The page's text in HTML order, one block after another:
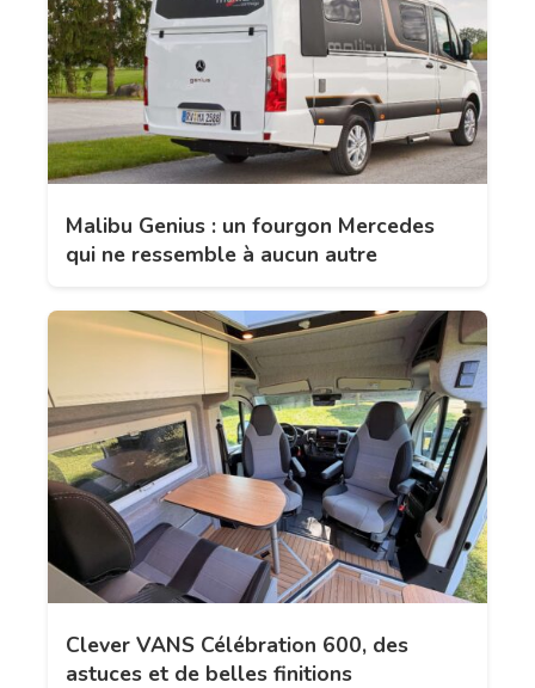
Malibu Genius : un fourgon Mercedes
qui ne ressemble à aucun autre
Clever VANS Célébration 600, des
astuces et de belles finitions